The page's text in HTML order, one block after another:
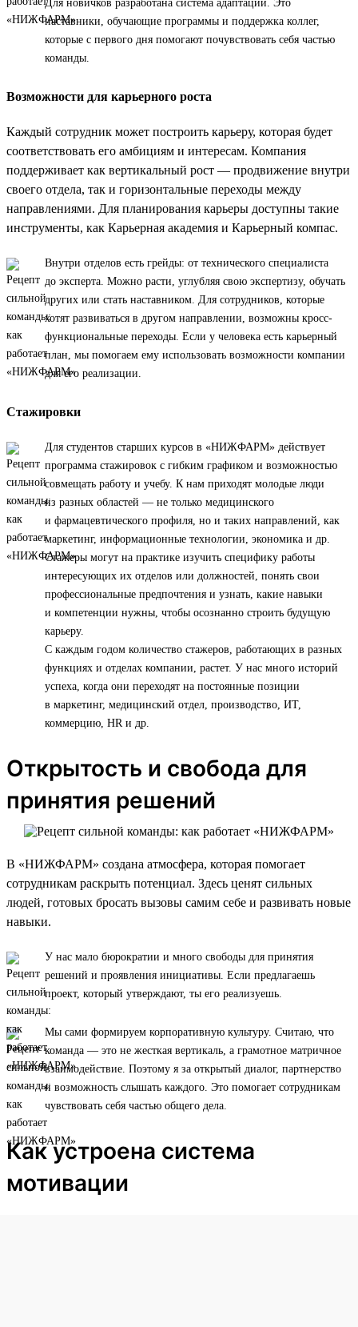
Для новичков разработана система адаптации. Это
наставники, обучающие программы и поддержка коллег,
которые с первого дня помогают почувствовать себя частью
команды.
Возможности для карьерного роста
Каждый сотрудник может построить карьеру, которая будет
соответствовать его амбициям и интересам. Компания
поддерживает как вертикальный рост — продвижение внутри
своего отдела, так и горизонтальные переходы между
направлениями. Для планирования карьеры доступны такие
инструменты, как Карьерная академия и Карьерный компас.
Внутри отделов есть грейды: от технического специалиста
до эксперта. Можно расти, углубляя свою экспертизу, обучать
других или стать наставником. Для сотрудников, которые
хотят развиваться в другом направлении, возможны кросс-
функциональные переходы. Если у человека есть карьерный
план, мы помогаем ему использовать возможности компании
для его реализации.
Стажировки
Для студентов старших курсов в «НИЖФАРМ» действует
программа стажировок с гибким графиком и возможностью
совмещать работу и учебу. К нам приходят молодые люди
из разных областей — не только медицинского
и фармацевтического профиля, но и таких направлений, как
маркетинг, информационные технологии, экономика и др.
Стажеры могут на практике изучить специфику работы
интересующих их отделов или должностей, понять свои
профессиональные предпочтения и узнать, какие навыки
и компетенции нужны, чтобы осознанно строить будущую
карьеру.
С каждым годом количество стажеров, работающих в разных
функциях и отделах компании, растет. У нас много историй
успеха, когда они переходят на постоянные позиции
в маркетинг, медицинский отдел, производство, ИТ,
коммерцию, HR и др.
Открытость и свобода для
принятия решений
В «НИЖФАРМ» создана атмосфера, которая помогает
сотрудникам раскрыть потенциал. Здесь ценят сильных
людей, готовых бросать вызовы самим себе и развивать новые
навыки.
У нас мало бюрократии и много свободы для принятия
решений и проявления инициативы. Если предлагаешь
проект, который утверждают, ты его реализуешь.
Мы сами формируем корпоративную культуру. Считаю, что
команда — это не жесткая вертикаль, а грамотное матричное
взаимодействие. Поэтому я за открытый диалог, партнерство
и возможность слышать каждого. Это помогает сотрудникам
чувствовать себя частью общего дела.
Как устроена система
мотивации